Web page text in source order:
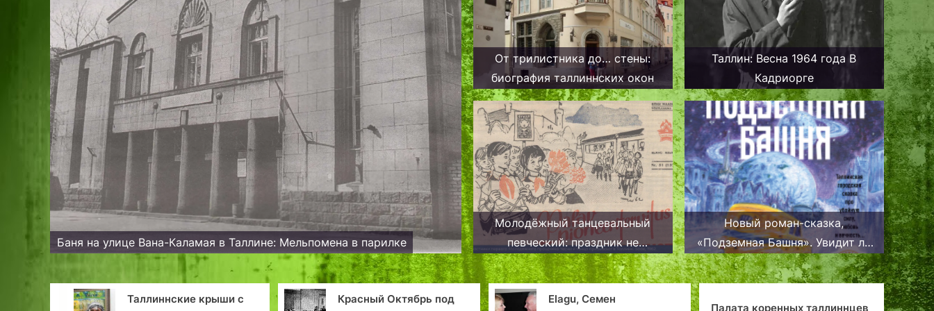
Баня на улице Вана-Каламая в Таллине: Мельпомена в парилке
От трилистника до… стены:
биография таллиннских окон
Таллин: Весна 1964 года В
Кадриорге
Молодёжный танцевальный
певческий: праздник не
желающий стареть. Таллин
Новый роман-сказка,
«Подземная Башня». Увидит ли
свет?
крыши с
Красный Октябрь под
Elagu, Семен
Палата коренных таллиннцев
На углу таллинских